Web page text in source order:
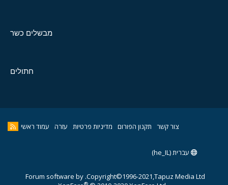
מבשלים כשר
חתולים
צור קשר תקנון הפורום מדיניות פרטיות עזרה עמוד ראשי
עברית (he_IL)
Copyright©1996-2021,Tapuz Media Ltd.
Forum software by